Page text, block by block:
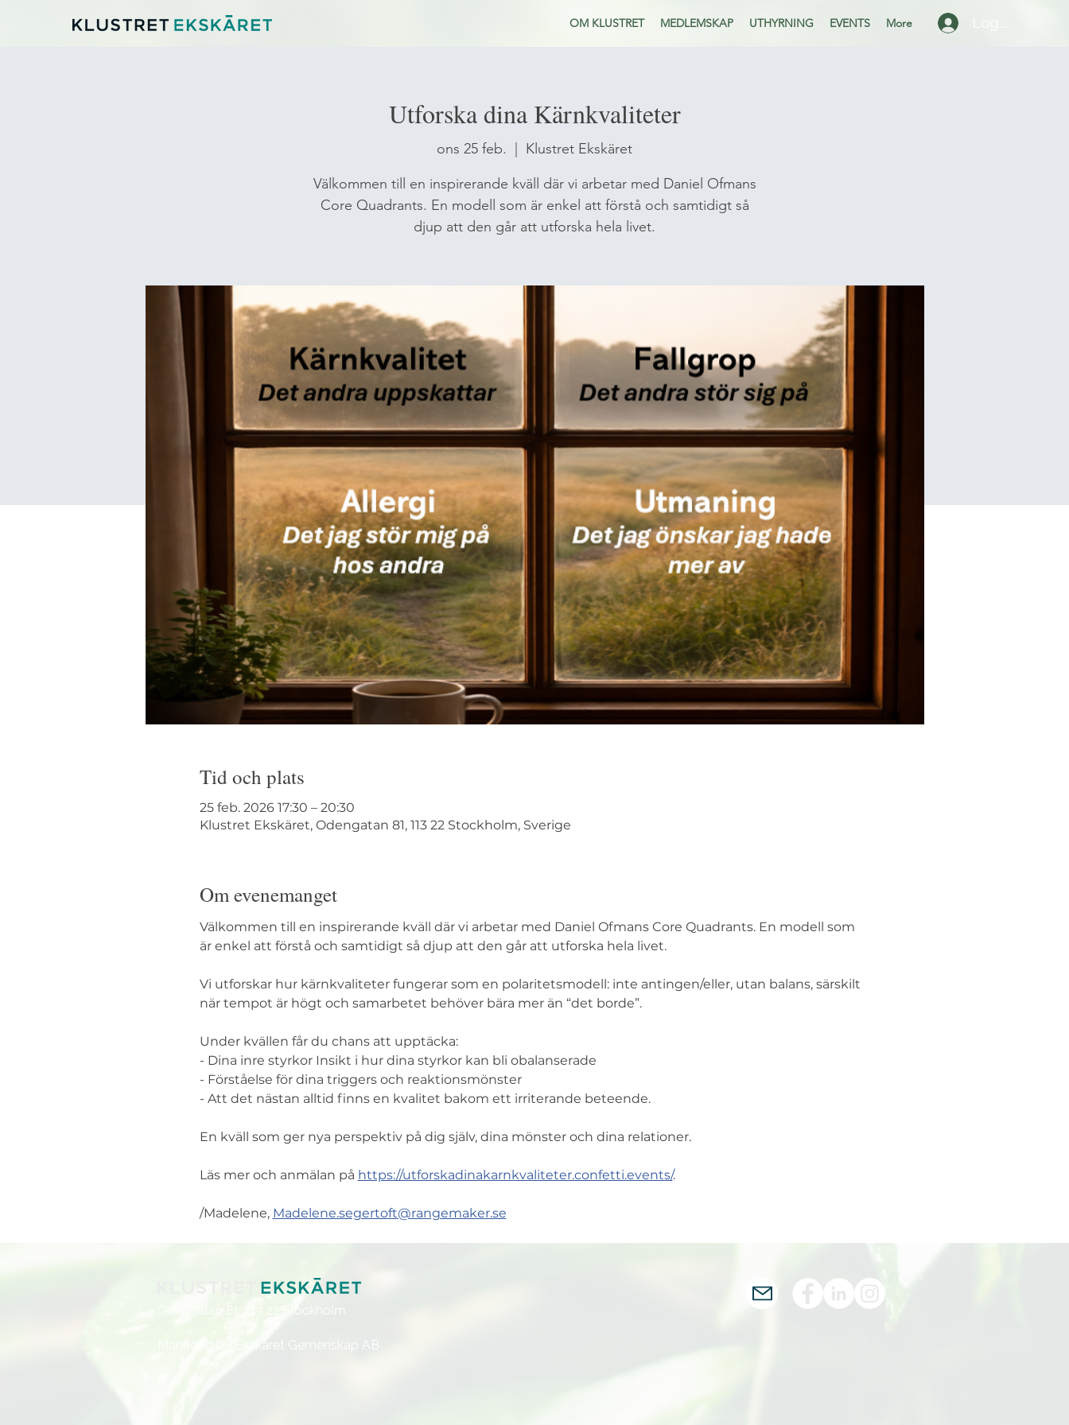
OM KLUSTRET MEDLEMSKAP UTHYRNING EVENTS More
Utforska dina Kärnkvaliteter
ons 25 feb.
Klustret Ekskäret
Välkommen till en inspirerande kväll där vi arbetar med Daniel Ofmans
Core Quadrants. En modell som är enkel att förstå och samtidigt så
djup att den går att utforska hela livet.
Tid och plats
25 feb. 2026 17:30 – 20:30
Klustret Ekskäret, Odengatan 81, 113 22 Stockholm, Sverige
Om evenemanget
Välkommen till en inspirerande kväll där vi arbetar med Daniel Ofmans Core Quadrants. En modell som
är enkel att förstå och samtidigt så djup att den går att utforska hela livet.
Vi utforskar hur kärnkvaliteter fungerar som en polaritetsmodell: inte antingen/eller, utan balans, särskilt
när tempot är högt och samarbetet behöver bära mer än “det borde”.
Under kvällen får du chans att upptäcka:
- Dina inre styrkor Insikt i hur dina styrkor kan bli obalanserade
- Förståelse för dina triggers och reaktionsmönster
- Att det nästan alltid finns en kvalitet bakom ett irriterande beteende.
En kväll som ger nya perspektiv på dig själv, dina mönster och dina relationer.
Läs mer och anmälan på https://utforskadinakarnkvaliteter.confetti.events/.
/Madelene, Madelene.segertoft@rangemaker.se
Odengatan 81, 113 22 Stockholm
Managed by Ekskäret Gemenskap AB